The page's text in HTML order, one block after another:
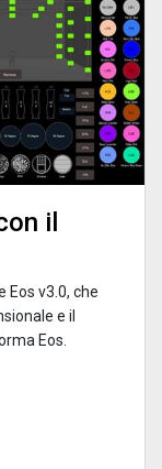
il
v3.0, che
e il
Eos.